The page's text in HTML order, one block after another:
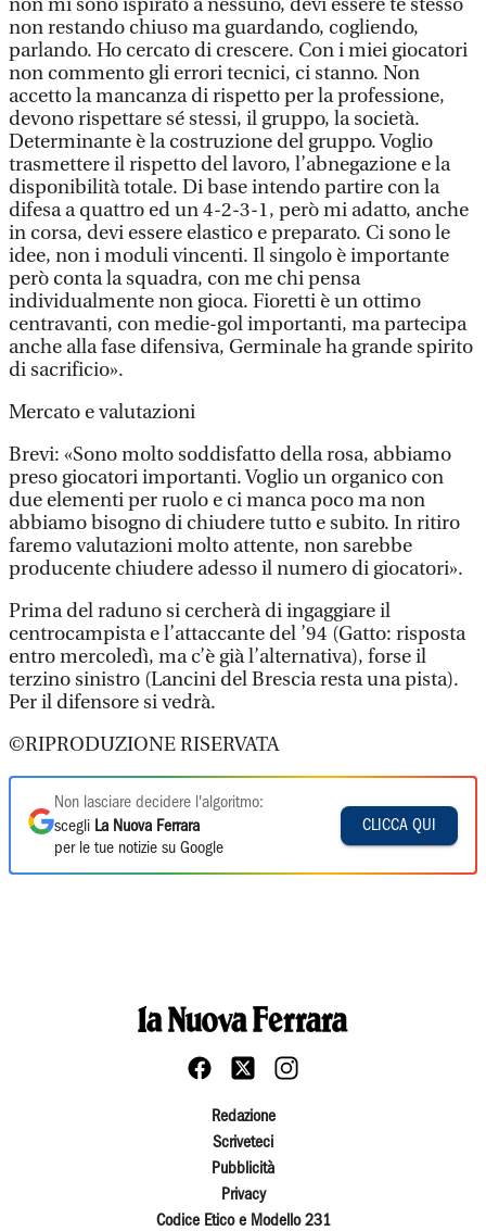
non mi sono ispirato a nessuno, devi essere te stesso
non restando chiuso ma guardando, cogliendo,
parlando. Ho cercato di crescere. Con i miei giocatori
non commento gli errori tecnici, ci stanno. Non
accetto la mancanza di rispetto per la professione,
devono rispettare sé stessi, il gruppo, la società.
Determinante è la costruzione del gruppo. Voglio
trasmettere il rispetto del lavoro, l’abnegazione e la
disponibilità totale. Di base intendo partire con la
difesa a quattro ed un 4-2-3-1, però mi adatto, anche
in corsa, devi essere elastico e preparato. Ci sono le
idee, non i moduli vincenti. Il singolo è importante
però conta la squadra, con me chi pensa
individualmente non gioca. Fioretti è un ottimo
centravanti, con medie-gol importanti, ma partecipa
anche alla fase difensiva, Germinale ha grande spirito
di sacrificio».
Mercato e valutazioni
Brevi: «Sono molto soddisfatto della rosa, abbiamo
preso giocatori importanti. Voglio un organico con
due elementi per ruolo e ci manca poco ma non
abbiamo bisogno di chiudere tutto e subito. In ritiro
faremo valutazioni molto attente, non sarebbe
producente chiudere adesso il numero di giocatori».
Prima del raduno si cercherà di ingaggiare il
centrocampista e l’attaccante del ’94 (Gatto: risposta
entro mercoledì, ma c’è già l’alternativa), forse il
terzino sinistro (Lancini del Brescia resta una pista).
Per il difensore si vedrà.
©RIPRODUZIONE RISERVATA
Non lasciare decidere l'algoritmo:
scegli La Nuova Ferrara
per le tue notizie su Google
CLICCA QUI
Redazione
Scriveteci
Pubblicità
Privacy
Codice Etico e Modello 231